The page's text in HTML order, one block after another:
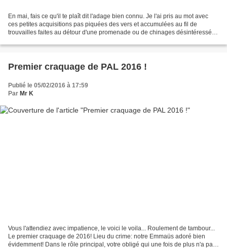
En mai, fais ce qu'il te plaît dit l'adage bien connu. Je l'ai pris au mot avec
ces petites acquisitions pas piquées des vers et accumulées au fil de
trouvailles faites au détour d'une promenade ou de chinages désintéressés
Premier craquage de PAL 2016 !
Publié le 05/02/2016 à 17:59
Par Mr K
Vous l'attendiez avec impatience, le voici le voila... Roulement de tambour...
Le premier craquage de 2016! Lieu du crime: notre Emmaüs adoré bien
évidemment! Dans le rôle principal, votre obligé qui une fois de plus n'a pas